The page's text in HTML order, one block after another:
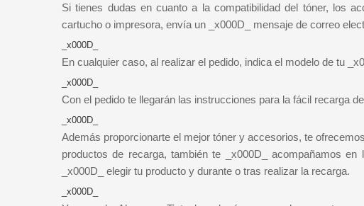
Si tienes dudas en cuanto a la compatibilidad del tóner, los
cartucho o impresora, envía un _x000D_ mensaje de correo
_x000D_
En cualquier caso, al realizar el pedido, indica el modelo de tu
_x000D_
Con el pedido te llegarán las instrucciones para la fácil recarga
_x000D_
Además proporcionarte el mejor tóner y accesorios, te
productos de recarga, también te _x000D_ acompañamos
_x000D_ elegir tu producto y durante o tras realizar la recarga.
_x000D_